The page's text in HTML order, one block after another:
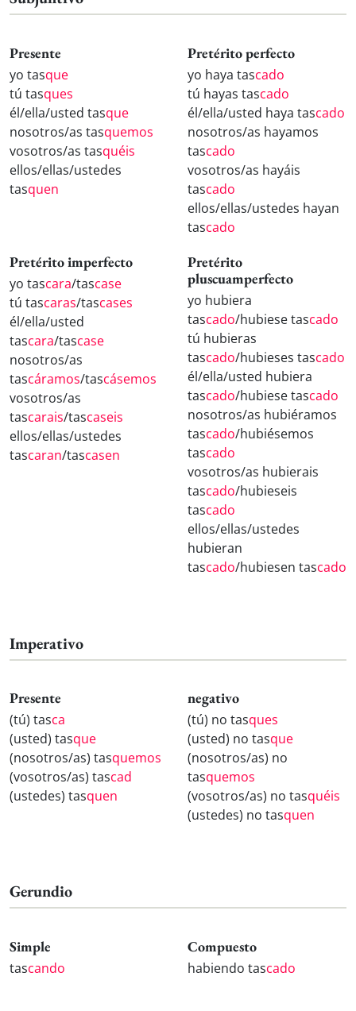
Presente
yo tasque
tú tasques
él/ella/usted tasque
nosotros/as tasquemos
vosotros/as tasquéis
ellos/ellas/ustedes
tasquen
Pretérito perfecto
yo haya tascado
tú hayas tascado
él/ella/usted haya tascado
nosotros/as hayamos
tascado
vosotros/as hayáis
tascado
ellos/ellas/ustedes hayan
tascado
Pretérito imperfecto
yo tascara/tascase
tú tascaras/tascases
él/ella/usted
tascara/tascase
nosotros/as
tascáramos/tascásemos
vosotros/as
tascarais/tascaseis
ellos/ellas/ustedes
tascaran/tascasen
Pretérito
pluscuamperfecto
yo hubiera
tascado/hubiese tascado
tú hubieras
tascado/hubieses tascado
él/ella/usted hubiera
tascado/hubiese tascado
nosotros/as hubiéramos
tascado/hubiésemos
tascado
vosotros/as hubierais
tascado/hubieseis
tascado
ellos/ellas/ustedes
hubieran
tascado/hubiesen tascado
Imperativo
Presente
(tú) tasca
(usted) tasque
(nosotros/as) tasquemos
(vosotros/as) tascad
(ustedes) tasquen
negativo
(tú) no tasques
(usted) no tasque
(nosotros/as) no
tasquemos
(vosotros/as) no tasquéis
(ustedes) no tasquen
Gerundio
Simple
tascando
Compuesto
habiendo tascado